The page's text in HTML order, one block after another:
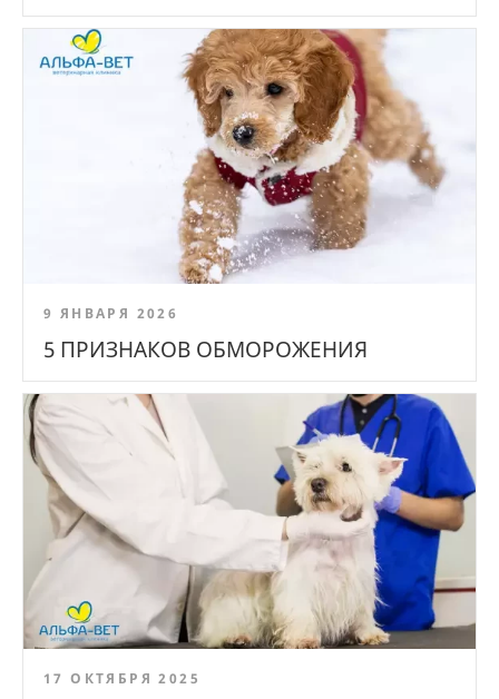
9 ЯНВАРЯ 2026
5 ПРИЗНАКОВ ОБМОРОЖЕНИЯ
17 ОКТЯБРЯ 2025